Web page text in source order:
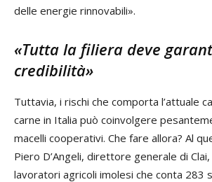
delle energie rinnovabili».
«Tutta la filiera deve
credibilità»
Tuttavia, i rischi che comporta l’attuale
carne in Italia può coinvolgere
macelli cooperativi. Che fare allora? Al
Piero D’Angeli, direttore generale di
lavoratori agricoli imolesi che conta 283